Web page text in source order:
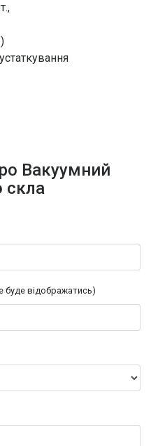
Вакуумний
скла
буде відображатись)